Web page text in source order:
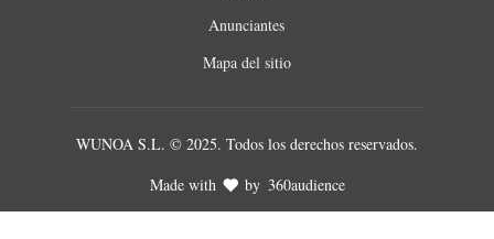
Anunciantes
Mapa del sitio
WUNOA S.L. © 2025. Todos los derechos reservados.
Made with
by 360audience